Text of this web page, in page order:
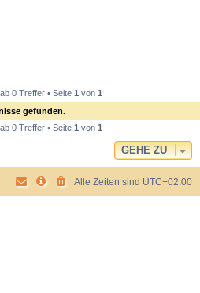
0 Treffer • Seite 1von 1
gefunden.
0 Treffer • Seite 1von 1
GEHE ZU
Alle Zeiten sind UTC+02:00